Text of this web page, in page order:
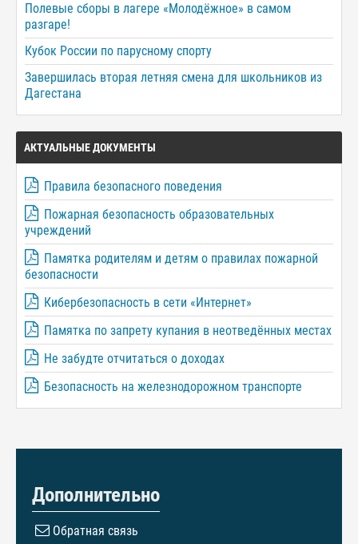
Полевые сборы в лагере «Молодёжное» в самом
разгаре!
Кубок России по парусному спорту
Завершилась вторая летняя смена для школьников из
Дагестана
АКТУАЛЬНЫЕ ДОКУМЕНТЫ
Правила безопасного поведения
Пожарная безопасность образовательных
учреждений
Памятка родителям и детям о правилах пожарной
безопасности
Кибербезопасность в сети «Интернет»
Памятка по запрету купания в неотведённых местах
Не забудте отчитаться о доходах
Безопасность на железнодорожном транспорте
Дополнительно
Обратная связь